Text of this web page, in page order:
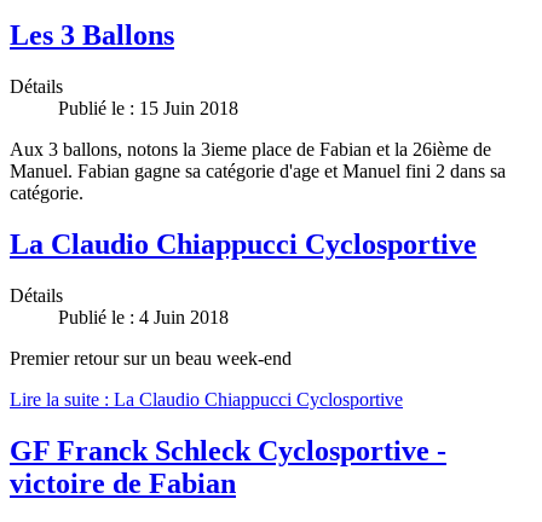
Les 3 Ballons
Détails
Publié le : 15 Juin 2018
Aux 3 ballons, notons la 3ieme place de Fabian et la 26ième de
Manuel. Fabian gagne sa catégorie d'age et Manuel fini 2 dans sa
catégorie.
La Claudio Chiappucci Cyclosportive
Détails
Publié le : 4 Juin 2018
Premier retour sur un beau week-end
Lire la suite : La Claudio Chiappucci Cyclosportive
GF Franck Schleck Cyclosportive -
victoire de Fabian